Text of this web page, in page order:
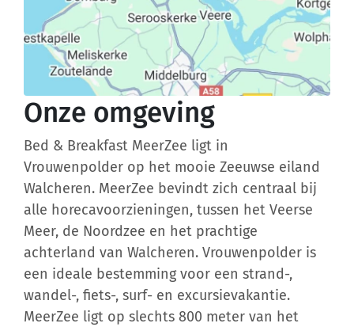
Onze omgeving
Bed & Breakfast MeerZee ligt in
Vrouwenpolder op het mooie Zeeuwse eiland
Walcheren. MeerZee bevindt zich centraal bij
alle horecavoorzieningen, tussen het Veerse
Meer, de Noordzee en het prachtige
achterland van Walcheren. Vrouwenpolder is
een ideale bestemming voor een strand-,
wandel-, fiets-, surf- en excursievakantie.
MeerZee ligt op slechts 800 meter van het